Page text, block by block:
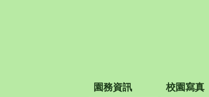
園務資訊 校園寫真